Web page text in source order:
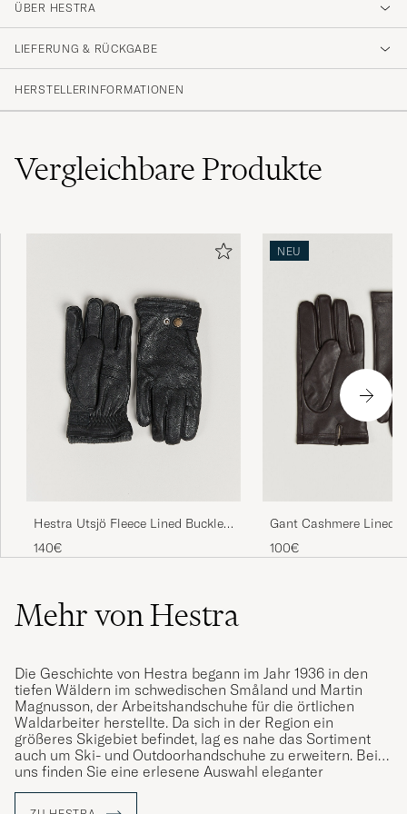
4.7
(37)
(0)
Strålande!
GEKAUFT AM AUF CAREOFCARL.SE
Väldigt sköna och ännu så länge tillräckligt
varma (-3).
PÄR Å GEKAUFT AM AUF CAREOFCARL.SE
litt små i størrelsen
Sköna, varma klassiska handskar.
MICHAEL G GEKAUFT AM AUF CAREOFCARL.SE
ÜBER HESTRA
LIEFERUNG & RÜCKGABE
HERSTELLERINFORMATIONEN
VergleichbareProdukte
Hestra Utsjö Fleece Lined Buckle
Elkskin Glove Black
140€
NEU
Gant Cashmere Lined
Glove Deep Brown
100€
Mehr von Hestra
Die Geschichte von Hestra begann im Jahr 1936 in den
tiefen Wäldern im schwedischen Småland und Martin
Magnusson, der Arbeitshandschuhe für die örtlichen
Waldarbeiter herstellte. Da sich in der Region ein
größeres Skigebiet befindet, lag es nahe das Sortiment
auch um Ski- und Outdoorhandschuhe zu erweitern. Bei
uns finden Sie eine erlesene Auswahl eleganter
Kollektionen aus feinem, sorgfältig ausgewähltem Leder.